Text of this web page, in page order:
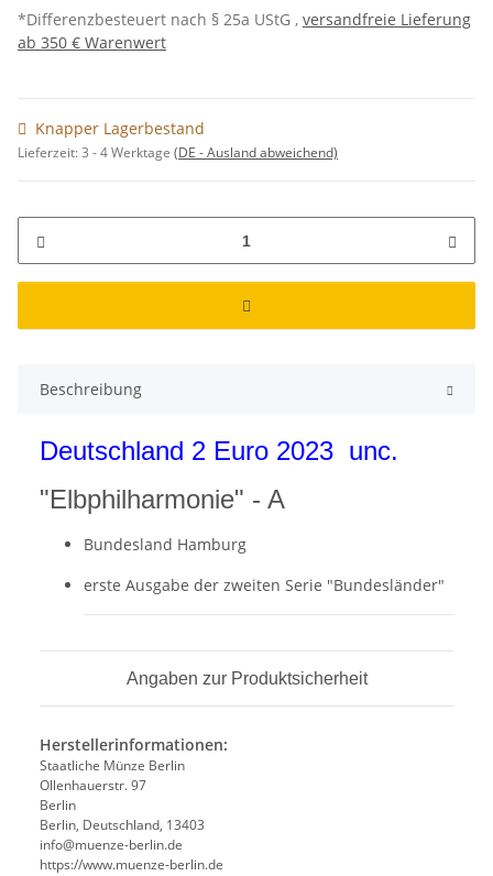
*Differenzbesteuert nach § 25a UStG , versandfreie Lieferung
ab 350 € Warenwert
Knapper Lagerbestand
Lieferzeit:3 - 4 Werktage (DE - Ausland abweichend)
Beschreibung
Deutschland 2 Euro 2023 unc.
"Elbphilharmonie" - A
Bundesland Hamburg
erste Ausgabe der zweiten Serie "Bundesländer"
Angaben zur Produktsicherheit
Herstellerinformationen:
Staatliche Münze Berlin
Ollenhauerstr. 97
Berlin
Berlin, Deutschland, 13403
info@muenze-berlin.de
https://www.muenze-berlin.de